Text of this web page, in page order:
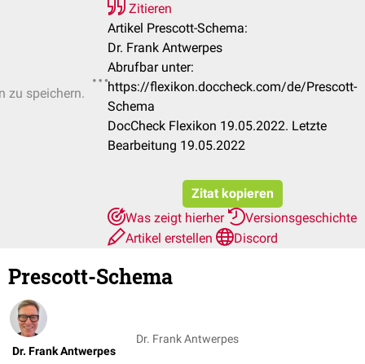
zu speichern.
Zitieren
Artikel Prescott-Schema:
Dr. Frank Antwerpes
Abrufbar unter:
https://flexikon.doccheck.com/de/Prescott-
Schema
DocCheck Flexikon 19.05.2022. Letzte
Bearbeitung 19.05.2022
Zitat kopieren
Was zeigt hierher
Versionsgeschichte
Artikel erstellen
Discord
Prescott-Schema
Dr. Frank Antwerpes
Dr. Frank Antwerpes